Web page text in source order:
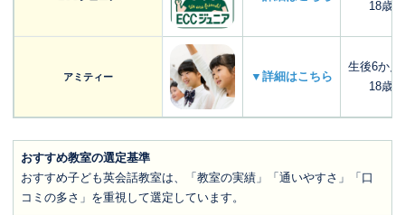
18歳
アミティー ▼詳細はこちら
生後6か月
18歳
おすすめ教室の選定基準
おすすめ子ども英会話教室は、「教室の実績」「通いやすさ」「口
コミの多さ」を重視して選定しています。